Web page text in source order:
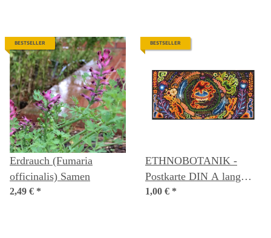
BESTSELLER
Erdrauch (Fumaria
officinalis) Samen
2,49 € *
BESTSELLER
ETHNOBOTANIK -
Postkarte DIN A lang
(10,5 x 21 cm)
1,00 € *